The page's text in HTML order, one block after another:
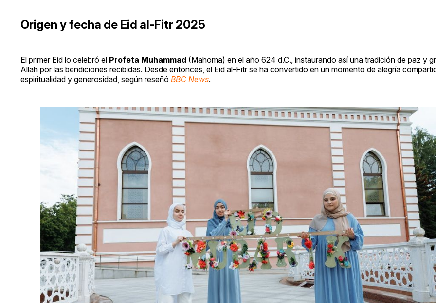
Origen y fecha de Eid al-Fitr 2025
El primer Eid lo celebró el Profeta Muhammad (Mahoma) en el año 624 d.C., instaurando así una tradición de paz y
Allah por las bendiciones recibidas. Desde entonces, el Eid al-Fitr se ha convertido en un momento de alegría
espiritualidad y generosidad, según reseñó BBC News.